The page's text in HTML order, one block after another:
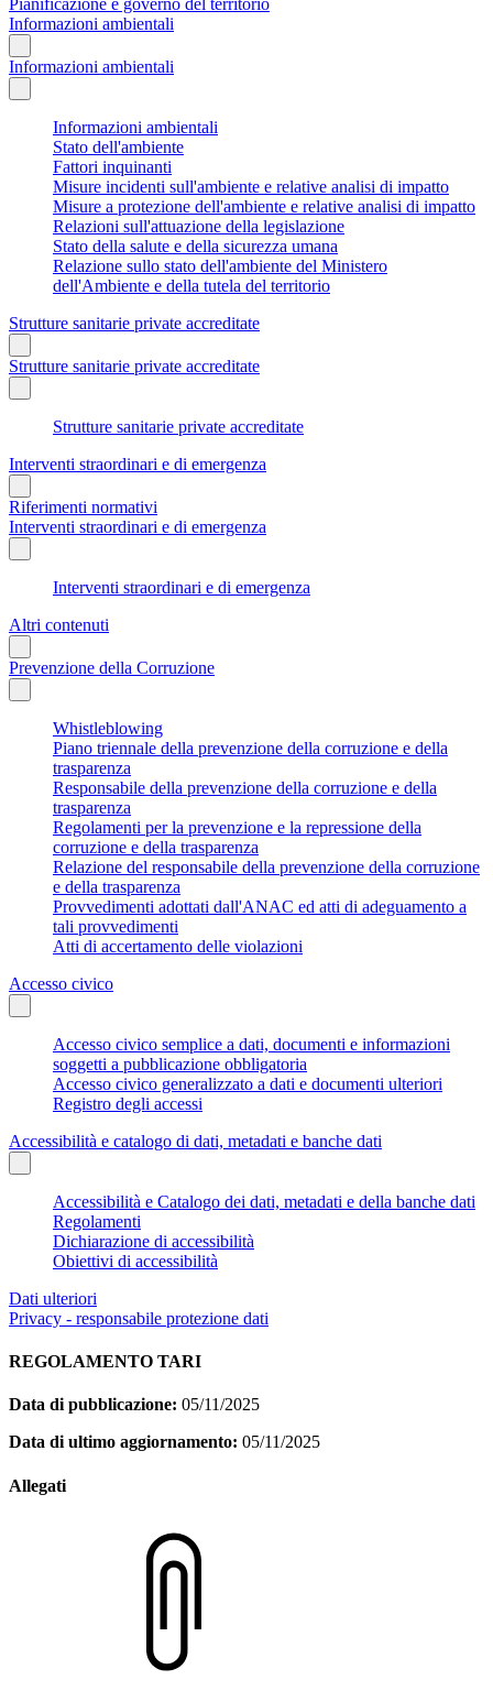
Informazioni ambientali
Informazioni ambientali
Informazioni ambientali
Stato dell'ambiente
Fattori inquinanti
Misure incidenti sull'ambiente e relative analisi di impatto
Misure a protezione dell'ambiente e relative analisi di impatto
Relazioni sull'attuazione della legislazione
Stato della salute e della sicurezza umana
Relazione sullo stato dell'ambiente del Ministero
dell'Ambiente e della tutela del territorio
Strutture sanitarie private accreditate
Strutture sanitarie private accreditate
Strutture sanitarie private accreditate
Interventi straordinari e di emergenza
Riferimenti normativi
Interventi straordinari e di emergenza
Interventi straordinari e di emergenza
Altri contenuti
Prevenzione della Corruzione
Whistleblowing
Piano triennale della prevenzione della corruzione e della
trasparenza
Responsabile della prevenzione della corruzione e della
trasparenza
Regolamenti per la prevenzione e la repressione della
corruzione e della trasparenza
Relazione del responsabile della prevenzione della corruzione
e della trasparenza
Provvedimenti adottati dall'ANAC ed atti di adeguamento a
tali provvedimenti
Atti di accertamento delle violazioni
Accesso civico
Accesso civico semplice a dati, documenti e informazioni
soggetti a pubblicazione obbligatoria
Accesso civico generalizzato a dati e documenti ulteriori
Registro degli accessi
Accessibilità e catalogo di dati, metadati e banche dati
Accessibilità e Catalogo dei dati, metadati e della banche dati
Regolamenti
Dichiarazione di accessibilità
Obiettivi di accessibilità
Dati ulteriori
Privacy - responsabile protezione dati
REGOLAMENTO TARI
Data di pubblicazione: 05/11/2025
Data di ultimo aggiornamento: 05/11/2025
Allegati